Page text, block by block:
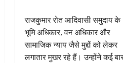
राजकुमार रोत आदिवासी समुदाय के
भूमि अधिकार, वन अधिकार और
सामाजिक न्याय जैसे मुद्दों को लेकर
लगातार मुखर रहे हैं। उन्होंने कई